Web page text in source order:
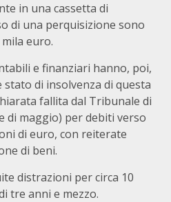
in una cassetta di
di una perquisizione sono
euro.
e finanziari hanno, poi,
di insolvenza di questa
fallita dal Tribunale di
di maggio) per debiti verso
di euro, con reiterate
di beni.
distrazioni per circa 10
tre anni e mezzo.